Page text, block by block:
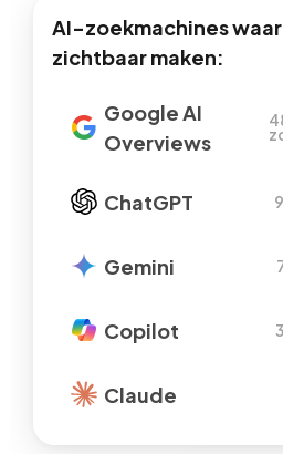
AI-zoekmachines
zichtbaar maken:
Google AI
Overviews
ChatGPT
Gemini
Copilot
Claude